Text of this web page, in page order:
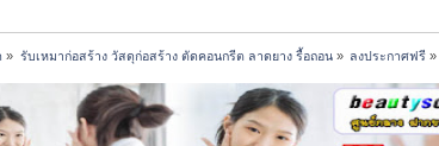
» รับเหมาก่อสร้าง วัสดุก่อสร้าง ตัดคอนกรีต ลาดยาง รื้อถอน» ลงประกาศฟรี»